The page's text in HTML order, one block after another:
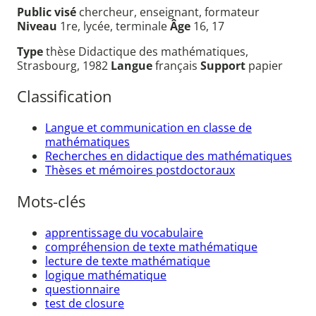
Public visé chercheur, enseignant, formateur
Niveau 1re, lycée, terminaleÂge 16, 17
Typethèse Didactique des mathématiques,
Strasbourg, 1982 Languefrançais Support papier
Classification
Langue et communication en classe de
mathématiques
Recherches en didactique des mathématiques
Thèses et mémoires postdoctoraux
Mots-clés
apprentissage du vocabulaire
compréhension de texte mathématique
lecture de texte mathématique
logique mathématique
questionnaire
test de closure